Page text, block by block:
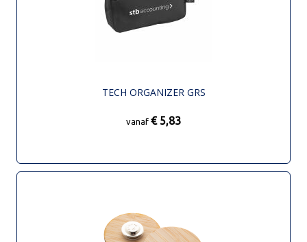
TECH ORGANIZER GRS
vanaf € 5,83